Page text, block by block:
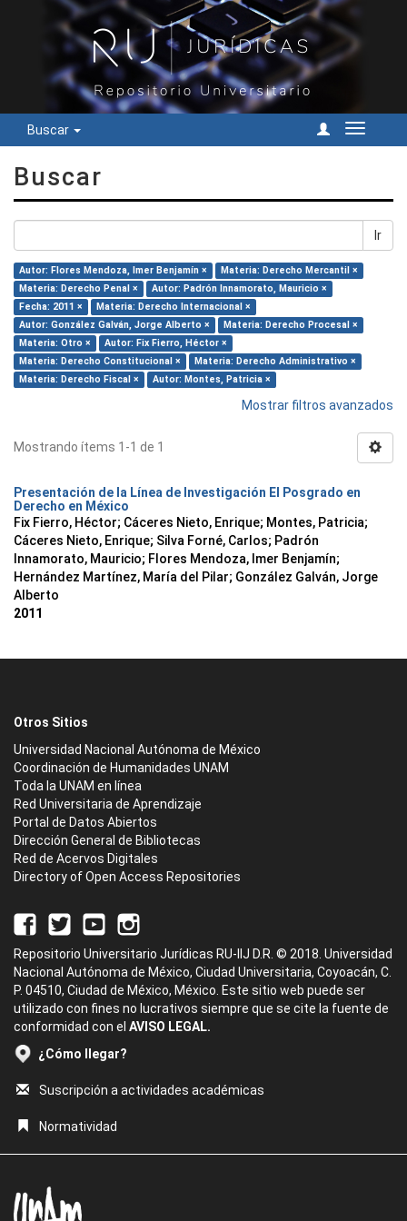
Buscar
Cambiar
Buscar
Ir
Autor: Flores Mendoza, Imer Benjamín ×
Materia: Derecho Mercantil ×
Materia: Derecho Penal ×
Autor: Padrón Innamorato, Mauricio ×
Fecha: 2011 ×
Materia: Derecho Internacional ×
Autor: González Galván, Jorge Alberto ×
Materia: Derecho Procesal ×
Materia: Otro ×
Autor: Fix Fierro, Héctor ×
Materia: Derecho Constitucional ×
Materia: Derecho Administrativo ×
Materia: Derecho Fiscal ×
Autor: Montes, Patricia ×
Mostrar filtros avanzados
Mostrando ítems 1-1 de 1
Presentación de la Línea de Investigación El Posgrado en
Derecho en México
Fix Fierro, Héctor; Cáceres Nieto, Enrique; Montes, Patricia;
Cáceres Nieto, Enrique; Silva Forné, Carlos; Padrón
Innamorato, Mauricio; Flores Mendoza, Imer Benjamín;
Hernández Martínez, María del Pilar; González Galván, Jorge
Alberto
2011
Otros Sitios
Universidad Nacional Autónoma de México
Coordinación de Humanidades UNAM
Toda la UNAM en línea
Red Universitaria de Aprendizaje
Portal de Datos Abiertos
Dirección General de Bibliotecas
Red de Acervos Digitales
Directory of Open Access Repositories
Repositorio Universitario Jurídicas RU-IIJ D.R. © 2018. Universidad
Nacional Autónoma de México, Ciudad Universitaria, Coyoacán, C.
P. 04510, Ciudad de México, México. Este sitio web puede ser
utilizado con fines no lucrativos siempre que se cite la fuente de
conformidad con el AVISO LEGAL.
¿Cómo llegar?
Suscripción a actividades académicas
Normatividad